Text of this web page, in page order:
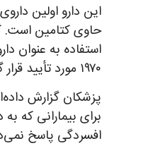
این دارو اولین
حاوی کتامین است.
استفاده به عنوان
۱۹۷۰ مورد تأیید قرار گرفت.
پزشکان گزارش
برای بیمارانی که
افسردگی پاسخ